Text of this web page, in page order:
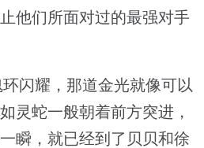
他们所面对过的最强对手
闪耀，那道金光就像可以
灵蛇一般朝着前方突进，
瞬，就已经到了贝贝和徐